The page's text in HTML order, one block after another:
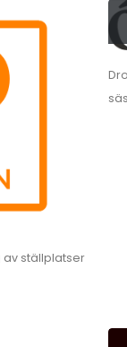
av ställplatser